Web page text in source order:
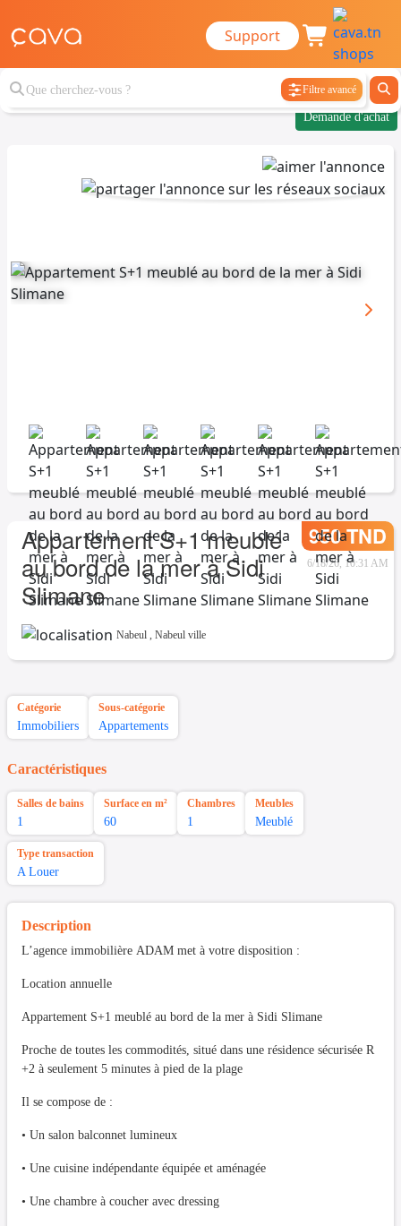
Support
Filtre avancé
Demande d'achat
Appartement S+1 meublé
au bord de la mer à Sidi
Slimane
950 TND
6/18/26, 10:31 AM
Nabeul , Nabeul ville
Catégorie
Immobiliers
Sous-catégorie
Appartements
Caractéristiques
Salles de bains
1
Surface en m²
60
Chambres
1
Meubles
Meublé
Type transaction
A Louer
Description
L’agence immobilière ADAM met à votre disposition :
Location annuelle
Appartement S+1 meublé au bord de la mer à Sidi Slimane
Proche de toutes les commodités, situé dans une résidence sécurisée R
+2 à seulement 5 minutes à pied de la plage
Il se compose de :
• Un salon balconnet lumineux
• Une cuisine indépendante équipée et aménagée
• Une chambre à coucher avec dressing